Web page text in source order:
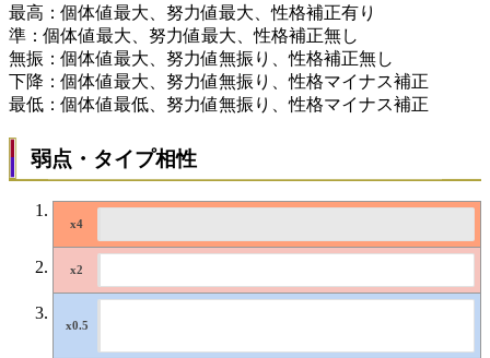
最高：個体値最大、努力値最大、性格補正有り
準：個体値最大、努力値最大、性格補正無し
無振：個体値最大、努力値無振り、性格補正無し
下降：個体値最大、努力値無振り、性格マイナス補正
最低：個体値最低、努力値無振り、性格マイナス補正
弱点・タイプ相性